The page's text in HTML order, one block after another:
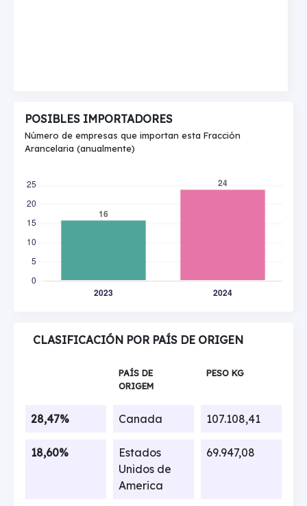
POSIBLES IMPORTADORES
Número de empresas que importan esta Fracción
Arancelaria (anualmente)
CLASIFICACIÓN POR PAÍS DE ORIGEN
PAÍS DE
ORIGEM
PESO KG
28,47% Canada 107.108,41
18,60%
Estados
Unidos de
America
69.947,08